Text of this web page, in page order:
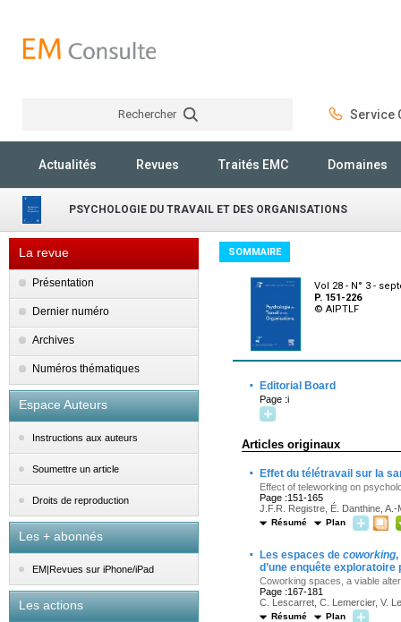
Rechercher Service
Actualités Revues Traités EMC Domaines
PSYCHOLOGIE DU TRAVAIL ET DES ORGANISATIONS
La revue
Présentation
Dernier numéro
Archives
Numéros thématiques
Espace Auteurs
Instructions aux auteurs
Soumettre un article
Droits de reproduction
Les + abonnés
EM|Revues sur iPhone/iPad
Les actions
SOMMAIRE
Vol 28 - N° 3 -
P. 151-226
© AIPTLF
· Editorial Board
Page :i
Articles originaux
· Effet du télétravail sur la
Effect of teleworking on
Page :151-165
J.F.R. Registre, É. Danthine,
Résumé Plan
· Les espaces de coworking,
d’une enquête exploratoire
Coworking spaces, a viable
Page :167-181
C. Lescarret, C. Lemercier, V.
Résumé Plan